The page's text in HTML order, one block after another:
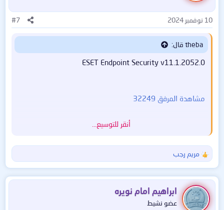
10 نوفمبر 2024 #7
theba قال:
ESET Endpoint Security v11.1.2052.0
مشاهدة المرفق 32249
المتكامل حقًا.
يستخدم أحدث إصدار من محرك الفحص ThreatSense®،
جنبًا إلى جنب مع وحدة جدار الحماية ومكافحة البريد العشوائي
المخصصة لدينا، السرعة
والدقة للحفاظ على أمان جهاز الكمبيوتر الخاص بك. والنتيجة هي
نظام ذكي
أنقر للتوسيع...
ا
ل
ت
ف
ا
ع
مريم رجب
ابراهيم امام نويره
عضو نشيط